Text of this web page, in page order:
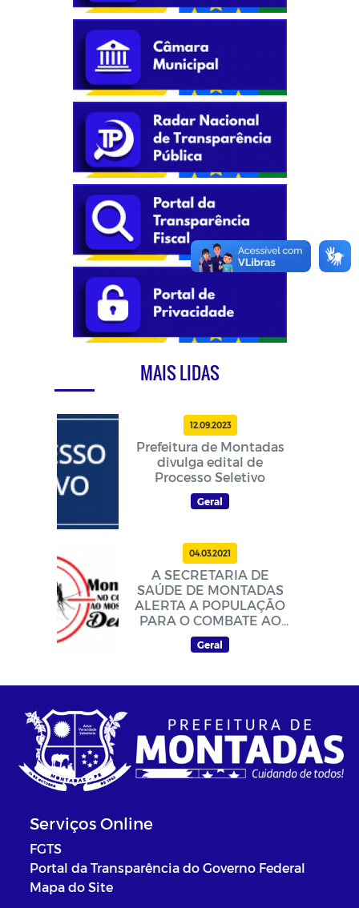
MAIS LIDAS
12.09.2023
Prefeitura de Montadas
divulga edital de
Processo Seletivo
Geral
04.03.2021
A SECRETARIA DE
SAÚDE DE MONTADAS
ALERTA A POPULAÇÃO
PARA O COMBATE AO
MOSQUITO DA DENGUE
Geral
Serviços Online
FGTS
Portal da Transparência do Governo Federal
Mapa do Site